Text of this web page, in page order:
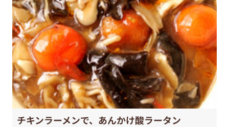
チキンラーメンで、あんかけ酸ラータン